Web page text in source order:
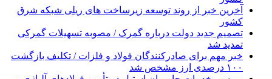
آخرین خبر از روند توسعه زیرساخت های ریلی شبکه شرق
کشور
تصمیم جدید دولت درباره گمرک / مصوبه تسهیلات گمرکی
تمدید شد
خبر مهم برای صادرکنندگان فولاد و فلزات / تکلیف بازگشت
۱۰۰ درصدی ارز مشخص شد